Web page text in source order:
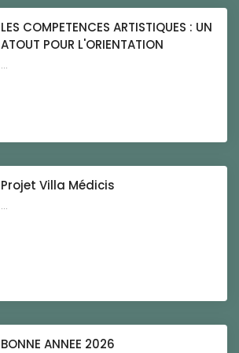
LES COMPETENCES ARTISTIQUES : UN
ATOUT POUR L'ORIENTATION
...
Projet Villa Médicis
...
BONNE ANNEE 2026